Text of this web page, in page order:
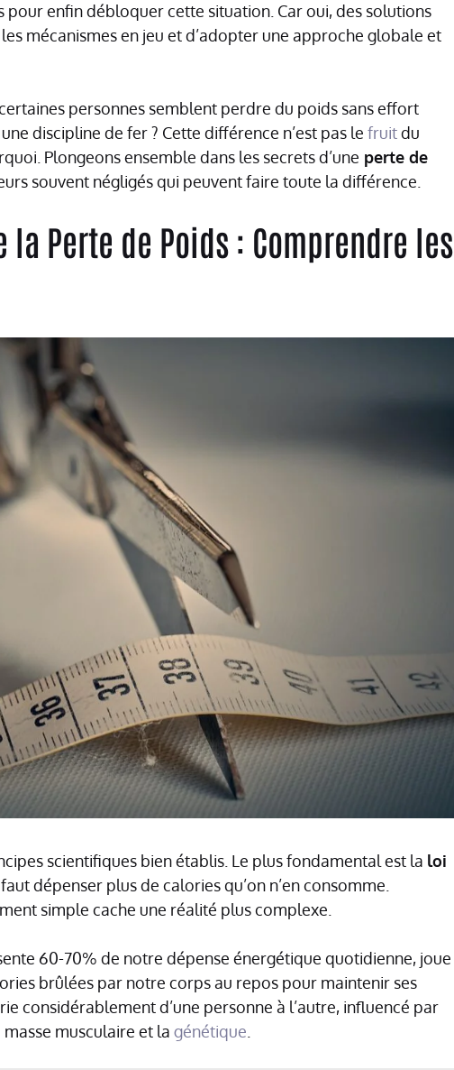
pour enfin débloquer cette situation. Car oui, des solutions
mécanismes en jeu et d’adopter une approche globale et
personnes semblent perdre du poids sans effort
discipline de fer ? Cette différence n’est pas le fruitdu
Plongeons ensemble dans les secrets d’une perte de
souvent négligés qui peuvent faire toute la différence.
la Perte de Poids : Comprendre les
scientifiques bien établis. Le plus fondamental est la loi
dépenser plus de calories qu’on n’en consomme.
simple cache une réalité plus complexe.
60-70% de notre dépense énergétique quotidienne, joue
brûlées par notre corps au repos pour maintenir ses
considérablement d’une personne à l’autre, influencé par
musculaire et la génétique